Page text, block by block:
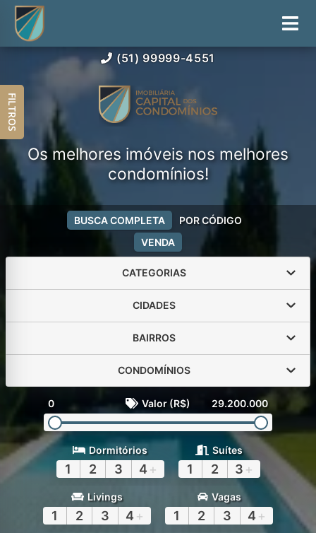
(51) 99999-4551
Os melhores imóveis nos melhores
condomínios!
VENDA
BUSCA COMPLETA POR CÓDIGO
CATEGORIAS
CIDADES
BAIRROS
CONDOMÍNIOS
0 Valor (R$) 29.200.000
Dormitórios
1 2 3 4 +
Suítes
1 2 3 +
Livings
1 2 3 4 +
Vagas
1 2 3 4 +
FILTROS